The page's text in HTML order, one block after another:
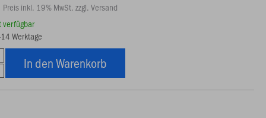
Preis inkl. 19% MwSt. zzgl. Versand
verfügbar
Werktage
In den Warenkorb